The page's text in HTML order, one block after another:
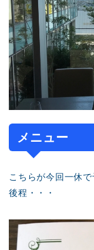
メニュー
こちらが今回一休
後程・・・